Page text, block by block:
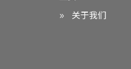
关于我们